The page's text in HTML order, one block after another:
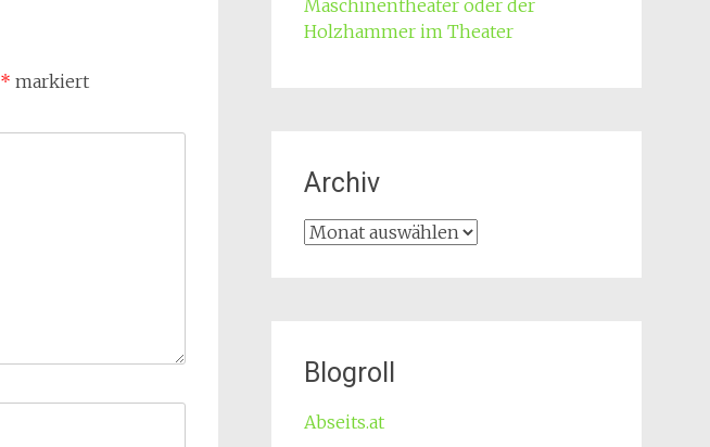
* markiert
Maschinentheater oder der
Holzhammer im Theater
Archiv
Archiv
Blogroll
Abseits.at